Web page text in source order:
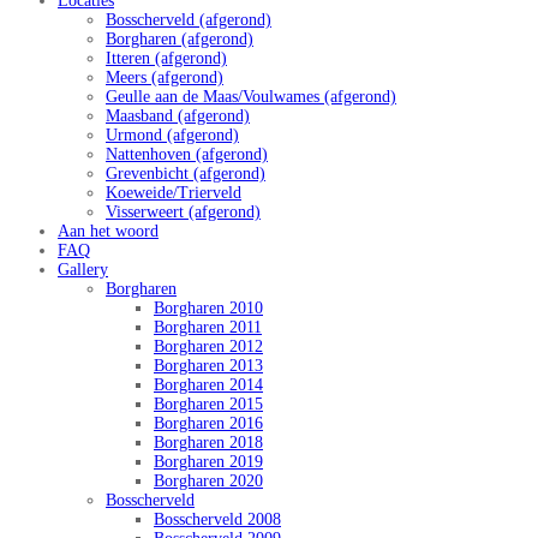
Bosscherveld (afgerond)
Borgharen (afgerond)
Itteren (afgerond)
Meers (afgerond)
Geulle aan de Maas/Voulwames (afgerond)
Maasband (afgerond)
Urmond (afgerond)
Nattenhoven (afgerond)
Grevenbicht (afgerond)
Koeweide/Trierveld
Visserweert (afgerond)
Aan het woord
FAQ
Gallery
Borgharen
Borgharen 2010
Borgharen 2011
Borgharen 2012
Borgharen 2013
Borgharen 2014
Borgharen 2015
Borgharen 2016
Borgharen 2018
Borgharen 2019
Borgharen 2020
Bosscherveld
Bosscherveld 2008